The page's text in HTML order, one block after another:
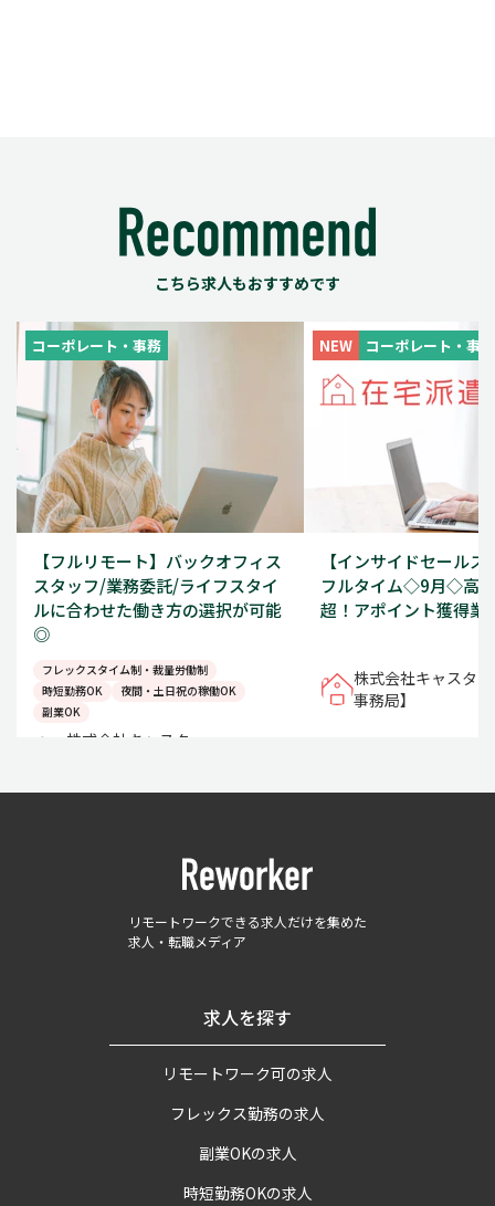
こちら求人もおすすめです
コーポレート・事務
【フルリモート】バックオフィス
スタッフ/業務委託/ライフスタイ
ルに合わせた働き方の選択が可能
◎
フレックスタイム制・裁量労働制
時短勤務OK
夜間・土日祝の稼働OK
副業OK
株式会社キャスター
NEW コーポレート・事務
【インサイドセール
フルタイム◇9月◇高
超！アポイント獲得業
株式会社キャスタ
事務局】
リモートワークできる求人だけを集めた
求人・転職メディア
求人を探す
リモートワーク可の求人
フレックス勤務の求人
副業OKの求人
時短勤務OKの求人